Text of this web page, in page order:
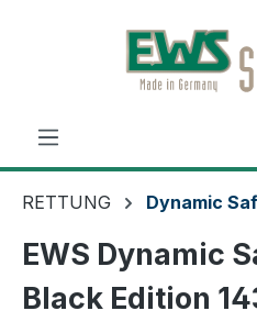
Zum Hauptinhalt springen
RETTUNG Dynamic
EWS Dynamic
Black Edition